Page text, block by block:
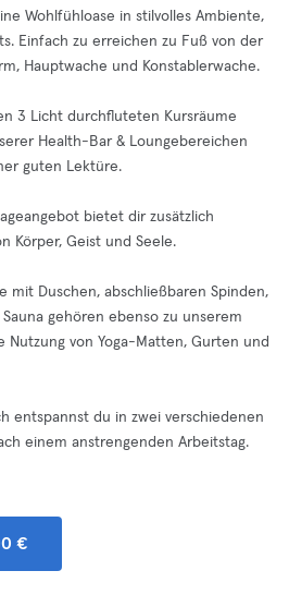
Wohlfühloase in stilvolles Ambiente,
Einfach zu erreichen zu Fuß von der
Hauptwache und Konstablerwache.
3 Licht durchfluteten Kursräume
Health-Bar & Loungebereichen
guten Lektüre.
bietet dir zusätzlich
Körper, Geist und Seele.
mit Duschen, abschließbaren Spinden,
gehören ebenso zu unserem
Nutzung von Yoga-Matten, Gurten und
entspannst du in zwei verschiedenen
einem anstrengenden Arbeitstag.
€